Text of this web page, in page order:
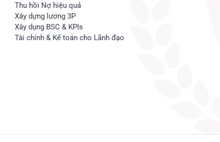
Thu hồi Nợ hiệu quả
Xây dựng lương 3P
Xây dụng BSC & KPIs
Tài chính & Kế toán cho Lãnh đạo